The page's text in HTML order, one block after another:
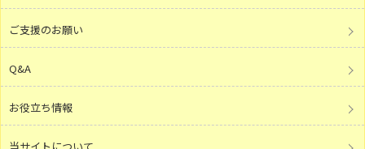
ご支援のお願い
Q&A
お役立ち情報